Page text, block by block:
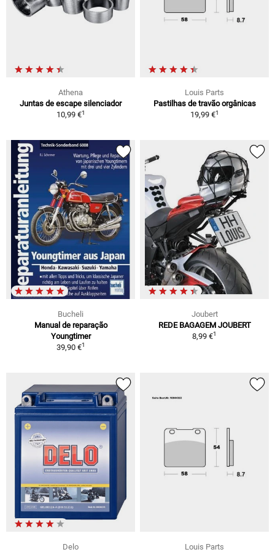
Athena
Juntas de escape silenciador
10,99 €1
Louis Parts
Pastilhas de travão orgânicas
19,99 €1
Bucheli
Manual de reparação
Youngtimer
39,90 €1
Joubert
REDE BAGAGEM JOUBERT
8,99 €1
Delo
Louis Parts